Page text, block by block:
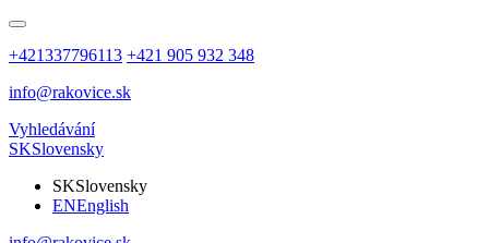
+421337796113 +421 905 932 348
info@rakovice.sk
Vyhledávání
SKSlovensky
SKSlovensky
ENEnglish